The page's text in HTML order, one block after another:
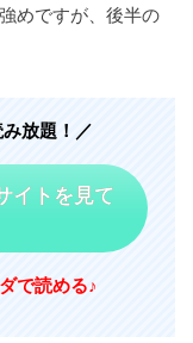
めですが、後半の
放題！／
イトを見て
で読める♪